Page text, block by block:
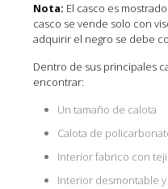
Nota: El casco es
casco se vende solo con
adquirir el negro se debe
Dentro de sus principales
encontrar:
Un tamaño de calota
Calota de
Interior fabrico con
Interior desmontable y